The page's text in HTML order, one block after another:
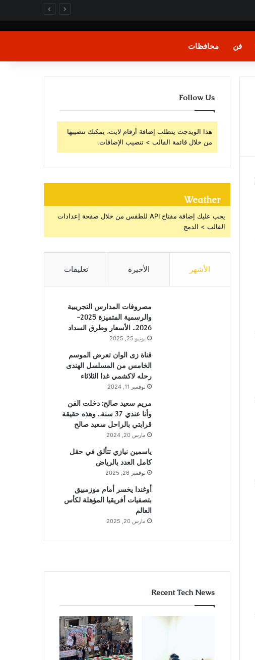
فن محافظات
Follow Us
هذا الويدجت يتطلب إضافة أرقام لايت، يمكنك تنصيبها
من خلال قائمة القالب > تنصيب الإضافات.
Weather
يجب عليك إضافة مفتاح API للطقس من خلال صفحة إعدادات
القالب > الدمج
الأشهر الأخيرة تعليقات
مصروفات المدارس التجريبية
والرسمية المتميزة 2025-
2026.. الأسعار وطرق السداد
يونيو 25, 2025
قناة زى الوان تعرض الموسم
الخامس من المسلسل الهندى
رحله لاكشمي غدا الثلاثاء
نوفمبر 11, 2024
مريم سعيد صالح: دخلت الفن
وأنا عندي 37 سنة.. وهذه حقيقة
قرابتي بالراحل سعيد صالح
مارس 20, 2024
ياسمين نيازي تتألق في حقل
كامل العدد بالرياض
نوفمبر 26, 2025
أوغندا يخسر أمام موزمبيق
بتصفيات أفريقيا المؤهلة لكأس
العالم
مارس 20, 2025
Recent Tech News